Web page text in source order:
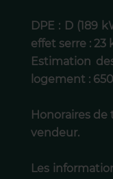
DPE : D (189
effet serre : 23
Estimation
logement :
Honoraires de
vendeur.
Les